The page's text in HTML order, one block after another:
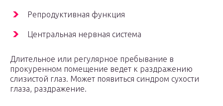
Репродуктивная функция
Центральная нервная система
Длительное или регулярное пребывание в
прокуренном помещение ведет к раздражению
слизистой глаз. Может появиться синдром сухости
глаза, раздражение.